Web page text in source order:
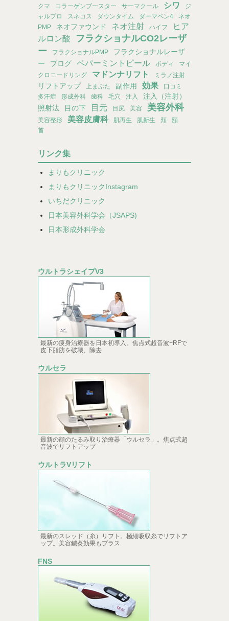
クマ
コラーゲンブースター サーマクール シワ
ジ
ャルプロ
スネコス ダウンタイム ダーマペン4
ネオ
PMP
ネオファウンド ネオ注射 ハイフ
ヒア
ルロン酸
フラクショナルCO2レーザ
ー
フラクショナルPMP
フラクショナルレーザ
ー
ブログ ペパーミントピール ボディ
マイ
クロニードリング
マドンナリフト ミラノ注射
リフトアップ 上まぶた 副作用 効果
口コミ
多汗症
形成外科 歯科 毛穴 注入
注入（注射）
照射法
目の下 目元 目尻 美容 美容外科
美容整形 美容皮膚科 肌再生 肌新生 頬
額
首
リンク集
まりもクリニック
まりもクリニックInstagram
いちだクリニック
日本美容外科学会（JSAPS)
日本形成外科学会
ウルトラシェイプV3
最新の痩身治療器を日本初導入。焦点式超音波+RFで
皮下脂肪を破壊、除去
ウルセラ
最新の顔のたるみ取り治療器「ウルセラ」。焦点式超
音波でリフトアップ
ウルトラVリフト
最新のスレッド（糸）リフト。極細吸収糸でリフトア
ップ。美容鍼灸効果もプラス
FNS